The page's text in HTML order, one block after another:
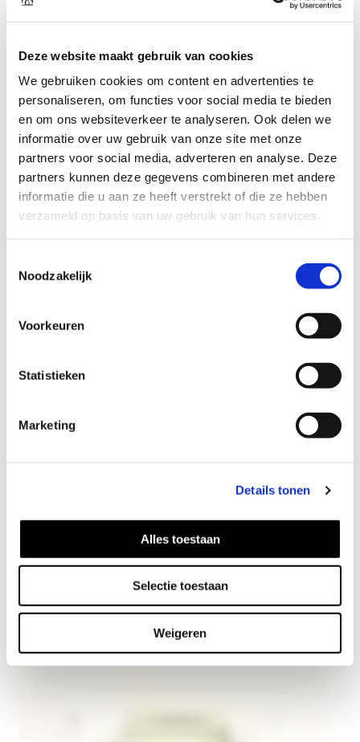
Deze website maakt gebruik van cookies
We gebruiken cookies om content en advertenties te
personaliseren, om functies voor social media te bieden
en om ons websiteverkeer te analyseren. Ook delen we
informatie over uw gebruik van onze site met onze
partners voor social media, adverteren en analyse. Deze
partners kunnen deze gegevens combineren met andere
informatie die u aan ze heeft verstrekt of die ze hebben
verzameld op basis van uw gebruik van hun services.
Noodzakelijk
Voorkeuren
Statistieken
Marketing
Details tonen
Alles toestaan
Selectie toestaan
Weigeren
Melt Armband vergoldet
Melt Halskette vergoldet
55EUR